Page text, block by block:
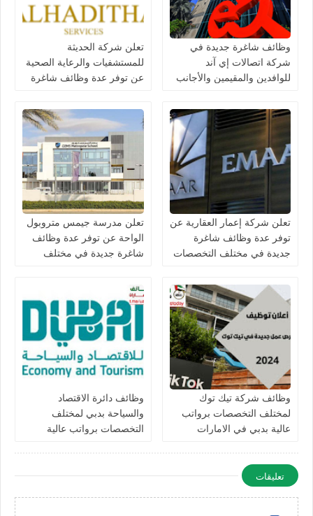
وظائف شاغرة جديدة في
شركة اتصالات إي آند
للوافدين والمقيمين والأجانب
تعلن شركة الحديثة
للمستشفيات والرعاية الصحية
عن توفر عدة وظائف شاغرة
في دبي وأبوظبي
تعلن شركة إعمار العقارية عن
توفر عدة وظائف شاغرة
جديدة في مختلف التخصصات
تعلن مدرسة جيمس متروبول
الواحة عن توفر عدة وظائف
شاغرة جديدة في مختلف
برواتب تصل 10,000 درهم
وظائف شركة تيك توك
لمختلف التخصصات برواتب
عالية بدبي في الامارات
وظائف دائرة الاقتصاد
والسياحة بدبي لمختلف
التخصصات برواتب عالية
تعليقات